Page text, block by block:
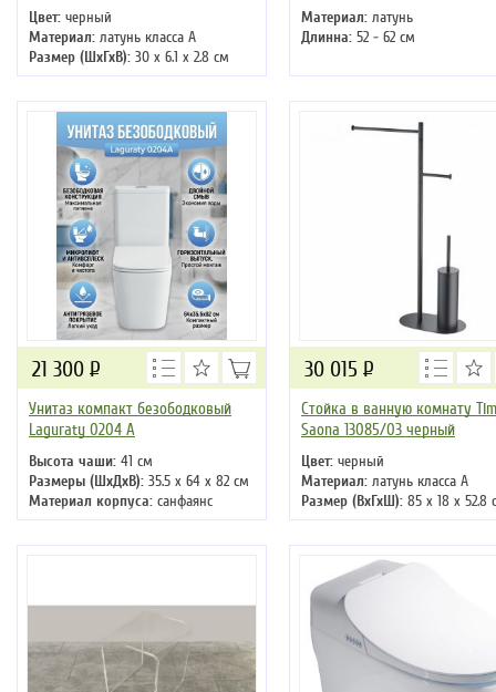
Цвет: черный
Материал: латунь класса А
Размер (ШхГхВ): 30 х 6.1 х 2.8 см
Материал: латунь
Длинна: 52 - 62 см
Унитаз компакт безободковый
Laguraty 0204 A
Высота чаши: 41 см
Размеры (ШхДхВ): 35.5 x 64 x 82 см
Материал корпуса: санфаянс
21 300 Р
Стойка в ванную комнату
Saona 13085/03 черный
Цвет: черный
Материал: латунь класса А
Размер (ВхГхШ): 85 х 18 х 52.8
30 015 Р